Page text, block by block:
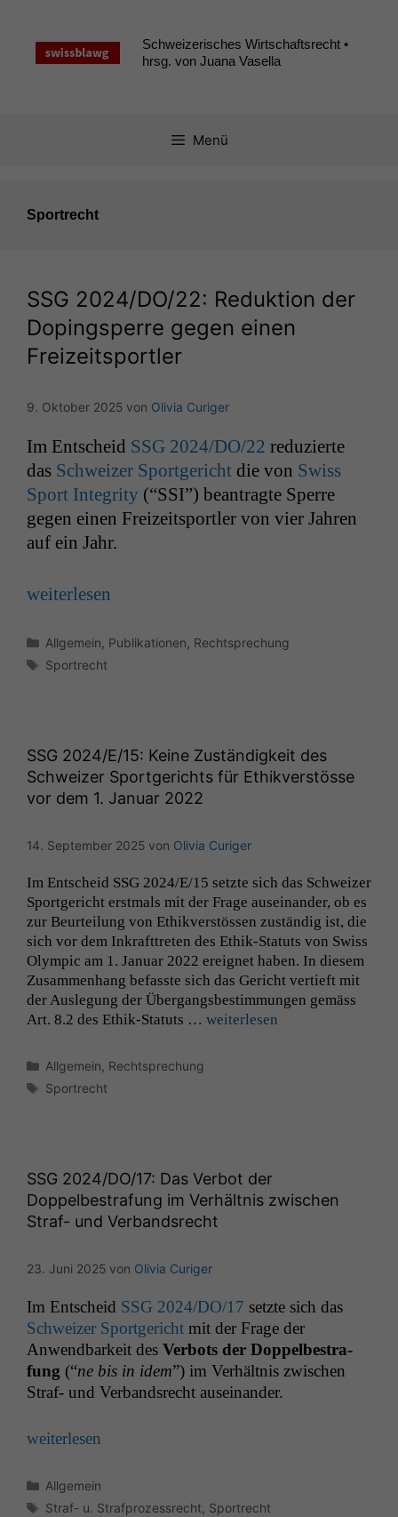
springen
Schweizerisches Wirtschaftsrecht •
hrsg. von Juana Vasella
Menü
Sportrecht
SSG 2024/DO/22: Reduktion der
Dopingsperre gegen einen
Freizeitsportler
9. Oktober 2025 von Olivia Curiger
Im Entscheid SSG 2024/DO/22 reduzierte
das Schweiz­er Sport­gericht die von Swiss
Sport Integri­ty (“SSI”) beantragte Sperre
gegen einen Freizeit­sportler von vier Jahren
auf ein Jahr.
weit­er­lesen
Kategorien
Allgemein Publikationen Rechtsprechung
Schlagwörter
Sportrecht
SSG 2024/E/15: Keine Zuständigkeit des
Schweizer Sportgerichts für Ethikverstösse
vor dem 1. Januar 2022
14. September 2025 von Olivia Curiger
Im Entscheid SSG 2024/E/15 set­zte sich das Schweiz­er
Sport­gericht erst­mals mit der Frage auseinan­der, ob es
zur Beurteilung von Ethikver­stössen zuständig ist, die
sich vor dem Inkraft­treten des Ethik-Statuts von Swiss
Olympic am 1. Jan­u­ar 2022 ereignet haben. In diesem
Zusam­men­hang befasste sich das Gericht ver­tieft mit
der Ausle­gung der Über­gangs­bes­tim­mungen gemäss
Art. 8.2 des Ethik-Statuts … weit­er­lesen
Kategorien
Allgemein Rechtsprechung
Schlagwörter
Sportrecht
SSG 2024/DO/17: Das Verbot der
Doppelbestrafung im Verhältnis zwischen
Straf- und Verbandsrecht
23. Juni 2025 von Olivia Curiger
Im Entscheid SSG 2024/DO/17 set­zte sich das
Schweiz­er Sport­gericht mit der Frage der
Anwend­barkeit des Ver­bots der Dop­pelbe­stra­
fung (“ne bis in idem”) im Ver­hält­nis zwis­chen
Straf- und Ver­band­srecht auseinander.
weit­er­lesen
Kategorien
Allgemein
Schlagwörter
Straf- u. Strafprozessrecht Sportrecht